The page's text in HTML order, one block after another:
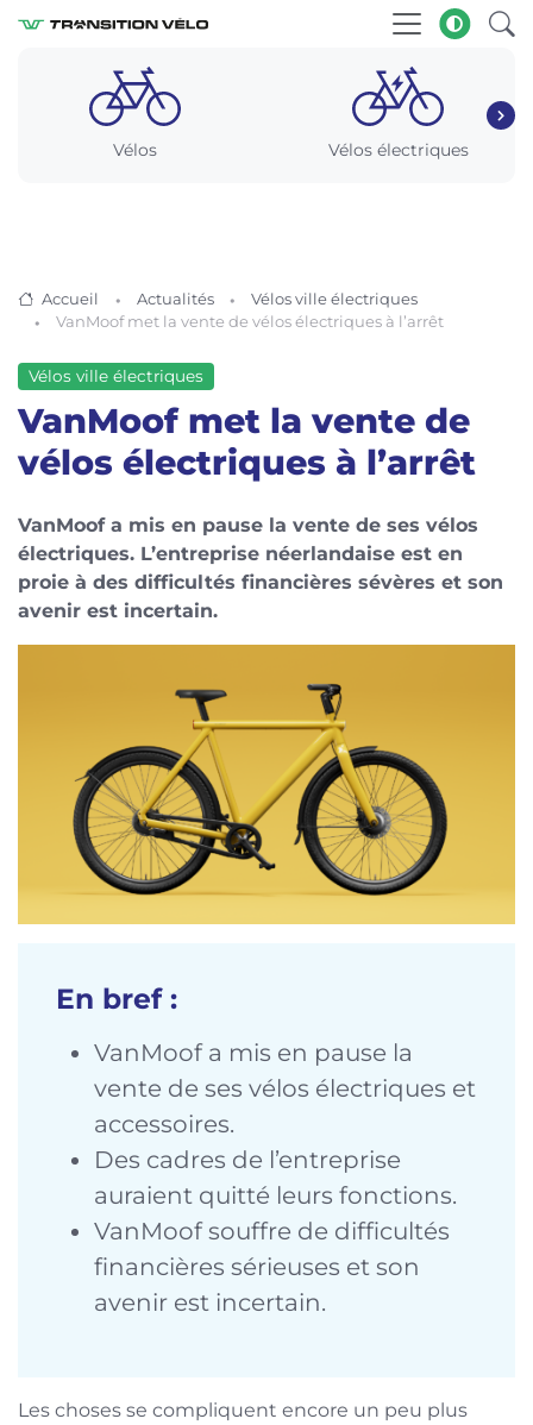
Vélos Vélos électriques
Accueil Actualités
Vélos ville électriques
VanMoof met la vente de vélos électriques à l’arrêt
Vélos ville électriques
VanMoof met la vente de
vélos électriques à l’arrêt
VanMoof a mis en pause la vente de ses vélos
électriques. L’entreprise néerlandaise est en
proie à des difficultés financières sévères et son
avenir est incertain.
En bref :
VanMoof a mis en pause la
vente de ses vélos électriques et
accessoires.
Des cadres de l’entreprise
auraient quitté leurs fonctions.
VanMoof souffre de difficultés
financières sérieuses et son
avenir est incertain.
Les choses se compliquent encore un peu plus